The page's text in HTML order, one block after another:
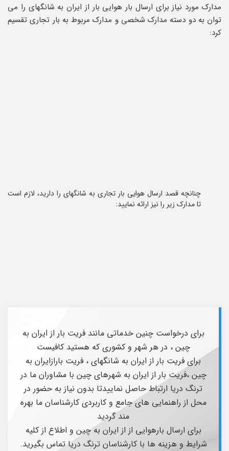
مدارک مورد نیاز برای ارسال بار هوایی بار از ایران به شانگهای را می
توان به دو دسته مدارک شخصی و مدارک مربوط به بار تجاری تقسیم
کرد:
چنانچه قصد ارسال هوایی بار تجاری به شانگهای را دارید، لازم است
تا مدارک زیر را نیز ارائه نمایید:
برای درخواست چنین خدماتی مانند فریت بار از ایران به
چین ، در هر شهر و کشوری که هستید کافیست
برای فریت بار از ایران به شانگهای ، فریت بارازایران به
چین ،فریت بار از ایران به شهرهای چین با مشاوران ما در
ترنگ دریا ارتباط حاصل نماییدتا بدون نیاز به حضور در
محل از راهنمایی های جامع و کاربردی کارشناسان ما بهره
مند گردید
برای ارسال بارهوایی از از ایران به چین و اطلاع از کلیه
شرایط و هزینه ها با کارشناسان ترنگ دریا تماس بگیرید.